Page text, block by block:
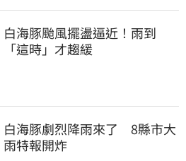
白海豚颱風擺盪逼近！雨到
「這時」才趨緩
白海豚劇烈降雨來了　8縣市大
雨特報開炸